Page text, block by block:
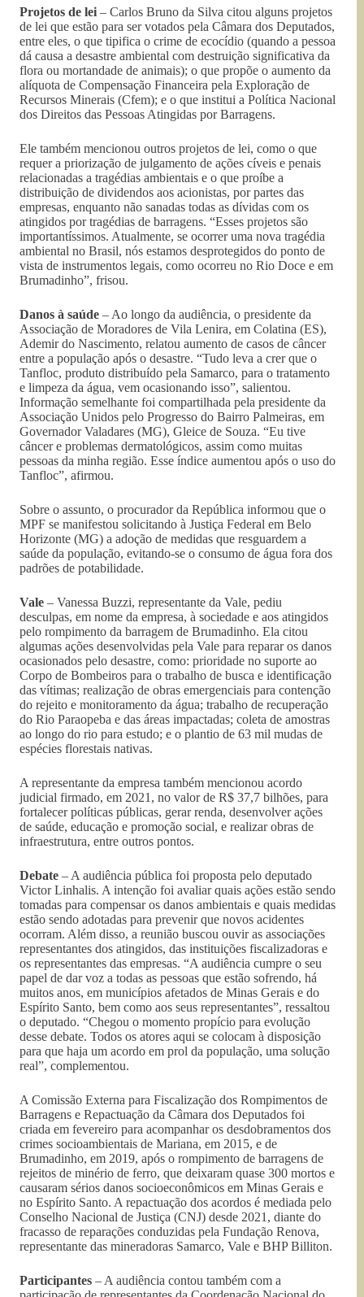
Projetos de lei – Carlos Bruno da Silva citou alguns projetos
de lei que estão para ser votados pela Câmara dos Deputados,
entre eles, o que tipifica o crime de ecocídio (quando a pessoa
dá causa a desastre ambiental com destruição significativa da
flora ou mortandade de animais); o que propõe o aumento da
alíquota de Compensação Financeira pela Exploração de
Recursos Minerais (Cfem); e o que institui a Política Nacional
dos Direitos das Pessoas Atingidas por Barragens.
Ele também mencionou outros projetos de lei, como o que
requer a priorização de julgamento de ações cíveis e penais
relacionadas a tragédias ambientais e o que proíbe a
distribuição de dividendos aos acionistas, por partes das
empresas, enquanto não sanadas todas as dívidas com os
atingidos por tragédias de barragens. “Esses projetos são
importantíssimos. Atualmente, se ocorrer uma nova tragédia
ambiental no Brasil, nós estamos desprotegidos do ponto de
vista de instrumentos legais, como ocorreu no Rio Doce e em
Brumadinho”, frisou.
Danos à saúde – Ao longo da audiência, o presidente da
Associação de Moradores de Vila Lenira, em Colatina (ES),
Ademir do Nascimento, relatou aumento de casos de câncer
entre a população após o desastre. “Tudo leva a crer que o
Tanfloc, produto distribuído pela Samarco, para o tratamento
e limpeza da água, vem ocasionando isso”, salientou.
Informação semelhante foi compartilhada pela presidente da
Associação Unidos pelo Progresso do Bairro Palmeiras, em
Governador Valadares (MG), Gleice de Souza. “Eu tive
câncer e problemas dermatológicos, assim como muitas
pessoas da minha região. Esse índice aumentou após o uso do
Tanfloc”, afirmou.
Sobre o assunto, o procurador da República informou que o
MPF se manifestou solicitando à Justiça Federal em Belo
Horizonte (MG) a adoção de medidas que resguardem a
saúde da população, evitando-se o consumo de água fora dos
padrões de potabilidade.
Vale – Vanessa Buzzi, representante da Vale, pediu
desculpas, em nome da empresa, à sociedade e aos atingidos
pelo rompimento da barragem de Brumadinho. Ela citou
algumas ações desenvolvidas pela Vale para reparar os danos
ocasionados pelo desastre, como: prioridade no suporte ao
Corpo de Bombeiros para o trabalho de busca e identificação
das vítimas; realização de obras emergenciais para contenção
do rejeito e monitoramento da água; trabalho de recuperação
do Rio Paraopeba e das áreas impactadas; coleta de amostras
ao longo do rio para estudo; e o plantio de 63 mil mudas de
espécies florestais nativas.
A representante da empresa também mencionou acordo
judicial firmado, em 2021, no valor de R$ 37,7 bilhões, para
fortalecer políticas públicas, gerar renda, desenvolver ações
de saúde, educação e promoção social, e realizar obras de
infraestrutura, entre outros pontos.
Debate – A audiência pública foi proposta pelo deputado
Victor Linhalis. A intenção foi avaliar quais ações estão sendo
tomadas para compensar os danos ambientais e quais medidas
estão sendo adotadas para prevenir que novos acidentes
ocorram. Além disso, a reunião buscou ouvir as associações
representantes dos atingidos, das instituições fiscalizadoras e
os representantes das empresas. “A audiência cumpre o seu
papel de dar voz a todas as pessoas que estão sofrendo, há
muitos anos, em municípios afetados de Minas Gerais e do
Espírito Santo, bem como aos seus representantes”, ressaltou
o deputado. “Chegou o momento propício para evolução
desse debate. Todos os atores aqui se colocam à disposição
para que haja um acordo em prol da população, uma solução
real”, complementou.
A Comissão Externa para Fiscalização dos Rompimentos de
Barragens e Repactuação da Câmara dos Deputados foi
criada em fevereiro para acompanhar os desdobramentos dos
crimes socioambientais de Mariana, em 2015, e de
Brumadinho, em 2019, após o rompimento de barragens de
rejeitos de minério de ferro, que deixaram quase 300 mortos e
causaram sérios danos socioeconômicos em Minas Gerais e
no Espírito Santo. A repactuação dos acordos é mediada pelo
Conselho Nacional de Justiça (CNJ) desde 2021, diante do
fracasso de reparações conduzidas pela Fundação Renova,
representante das mineradoras Samarco, Vale e BHP Billiton.
Participantes – A audiência contou também com a